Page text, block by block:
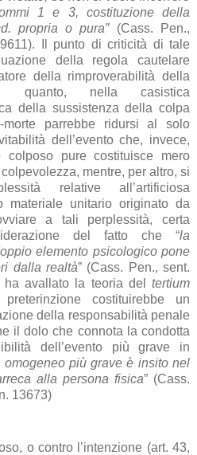
1 e 3, costituzione della
propria o pura”(Cass. Pen.,
Il punto di criticità di tale
della regola cautelare
della rimproverabilità della
quanto, nella casistica
della sussistenza della colpa
morte parrebbe ridursi al solo
dell’evento che, invece,
pure costituisce mero
mentre, per altro, si
relative all’artificiosa
materiale unitario originato da
a tali perplessità, certa
del fatto che “la
elemento psicologico pone
dalla realtà” (Cass. Pen., sent.
ha avallato la teoria deltertium
costituirebbe un
della responsabilità penale
il dolo che connota la condotta
dell’evento più grave in
omogeneo più grave è insito nel
alla persona fisica” (Cass.
13673)
o contro l’intenzione (art. 43,